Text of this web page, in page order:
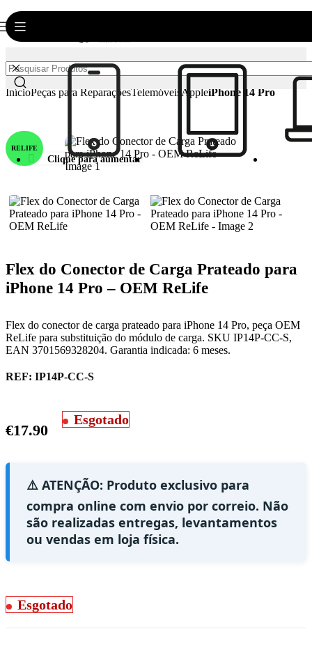
InícioPeças para ReparaçõesTelemóveis AppleiPhone 14 Pro
RELIFE
Clique para aumentar
Flex do Conector de Carga Prateado para
iPhone 14 Pro – OEM ReLife
Flex do conector de carga prateado para iPhone 14 Pro, peça OEM
ReLife para substituição do módulo de carga. SKU IP14P-CC-S,
EAN 3701569328204. Garantia indicada: 6 meses.
REF: IP14P-CC-S
€17.90
Esgotado
⚠️ ATENÇÃO: Produto exclusivo para
compra online com envio por correio. Não
são realizadas entregas, levantamentos
ou vendas em loja física.
Esgotado